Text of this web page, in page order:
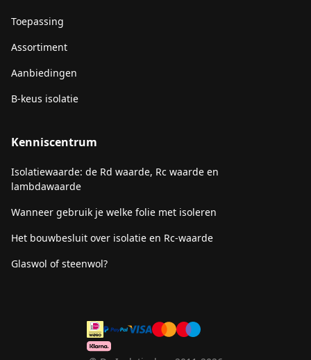
Toepassing
Assortiment
Aanbiedingen
B-keus isolatie
Kenniscentrum
Isolatiewaarde: de Rd waarde, Rc waarde en
lambdawaarde
Wanneer gebruik je welke folie met isoleren
Het bouwbesluit over isolatie en Rc-waarde
Glaswol of steenwol?